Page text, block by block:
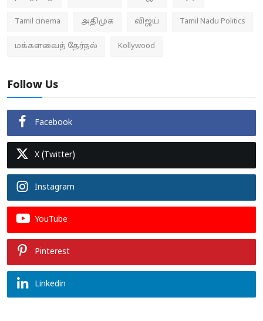
Tamil cinema அதிமுக விஜய் Tamil Nadu Politics
மக்களவைத் தேர்தல் Kollywood
Follow Us
Facebook
X (Twitter)
Instagram
YouTube
Pinterest
Linkedin